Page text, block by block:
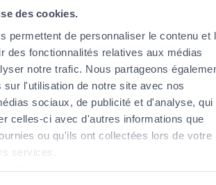
des cookies.
permettent de personnaliser le contenu et
des fonctionnalités relatives aux médias
notre trafic. Nous partageons
sur l'utilisation de notre site avec nos
sociaux, de publicité et d'analyse, qui
celles-ci avec d'autres informations que
ou qu'ils ont collectées lors de votre
services.
und Vermögensversicherung
und flexible Lösungen, die an
angepasst sind.